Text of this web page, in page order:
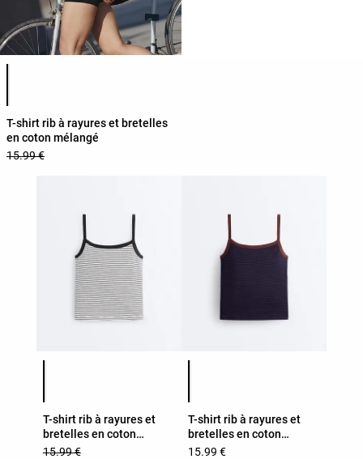
Liste des couleurs du produit
T-shirt rib à rayures et bretelles
en coton mélangé
15.99 €
Liste des couleurs du produit
T-shirt rib à rayures et
bretelles en coton
mélangé
15.99 €
Liste des couleurs du produit
T-shirt rib à rayures et
bretelles en coton
mélangé
15.99 €